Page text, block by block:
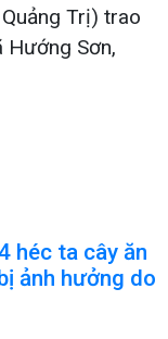
Trị) trao
Hướng Sơn,
héc ta cây ăn
ảnh hưởng do